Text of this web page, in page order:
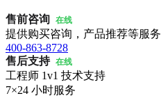
售前咨询 在线
提供购买咨询，产品推荐等服务
400-863-8728
售后支持 在线
工程师 1v1 技术支持
7×24 小时服务